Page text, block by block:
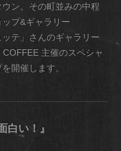
ン。その町並みの中程
プ&ギャラリー
ッテ」さんのギャラリー
主催のスペシャ
開催します。
い！』